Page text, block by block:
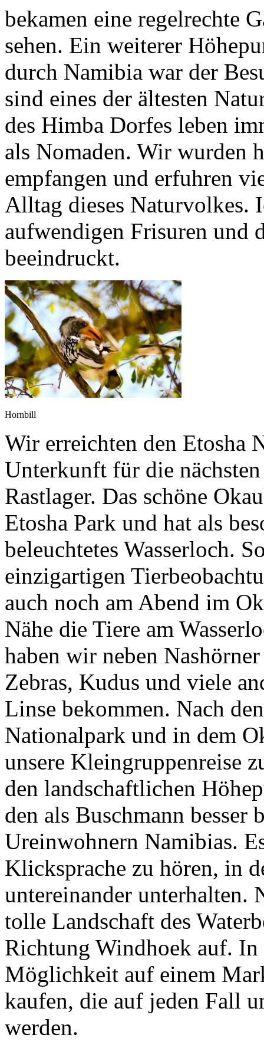
bekamen eine regelrechte
sehen. Ein weiterer
durch Namibia war der
sind eines der ältesten
des Himba Dorfes leben
als Nomaden. Wir wurden
empfangen und erfuhren
Alltag dieses Naturvolkes.
aufwendigen Frisuren und
beeindruckt.
Hornbill
Wir erreichten den Etosha
Unterkunft für die
Rastlager. Das schöne
Etosha Park und hat als
beleuchtetes Wasserloch.
einzigartigen
auch noch am Abend im
Nähe die Tiere am
haben wir neben
Zebras, Kudus und viele
Linse bekommen. Nach
Nationalpark und in dem
unsere Kleingruppenreise
den landschaftlichen
den als Buschmann besser
Ureinwohnern Namibias.
Klicksprache zu hören, in
untereinander unterhalten.
tolle Landschaft des
Richtung Windhoek auf.
Möglichkeit auf einem
kaufen, die auf jeden Fall
werden.